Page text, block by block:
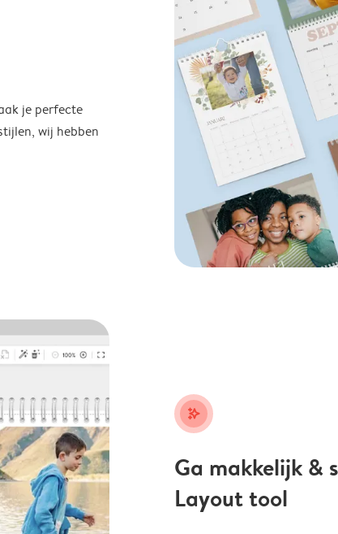
je perfecte
wij hebben
stars_plus
Ga makkelijk &
Layout tool